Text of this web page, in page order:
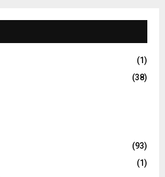
(1)
(38)
(93)
(1)